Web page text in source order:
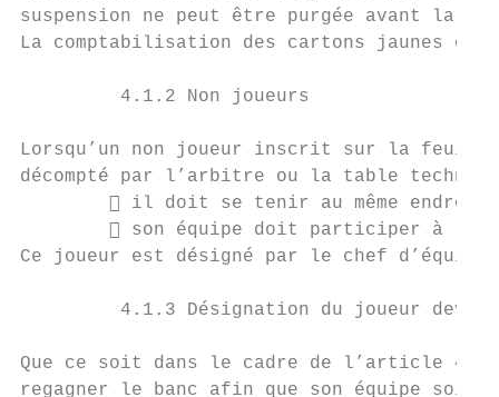
suspension ne peut être purgée avant la
La comptabilisation des cartons jaunes
         4.1.2 Non joueurs
Lorsqu’un non joueur inscrit sur la feuille
décompté par l’arbitre ou la table
 il doit se tenir au même endroit
 son équipe doit participer à la
Ce joueur est désigné par le chef
4.1.3 Désignation du joueur
Que ce soit dans le cadre de l’article
regagner le banc afin que son équipe soit